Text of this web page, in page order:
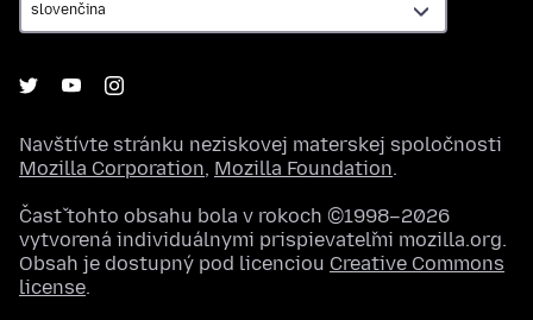
Navštívte stránku neziskovej materskej spoločnosti
Mozilla Corporation, Mozilla Foundation.
Časť tohto obsahu bola v rokoch ©1998–2026
vytvorená individuálnymi prispievateľmi mozilla.org.
Obsah je dostupný pod licenciou Creative Commons
license.